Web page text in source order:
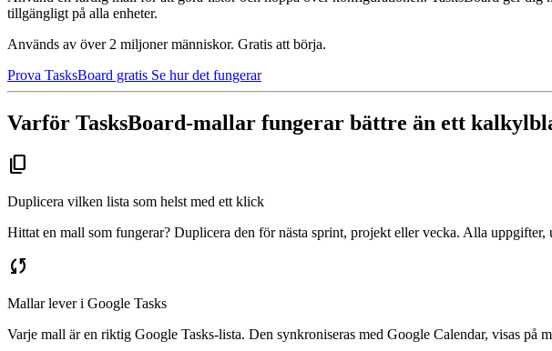
tillgängligt på alla enheter.
Används av över 2 miljoner människor. Gratis att börja.
Prova TasksBoard gratis Se hur det fungerar
Varför TasksBoard-mallar fungerar bättre än ett
content_copy
Duplicera vilken lista som helst med ett klick
Hittat en mall som fungerar? Duplicera den för nästa sprint, projekt eller vecka. Alla
sync
Mallar lever i Google Tasks
Varje mall är en riktig Google Tasks-lista. Den synkroniseras med Google Calendar, visas på